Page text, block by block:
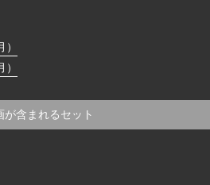
が含まれるセット